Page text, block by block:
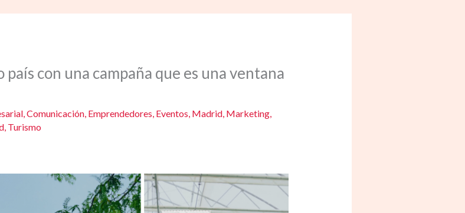
con una campaña que es una ventana
, Comunicación, Emprendedores Eventos Madrid, Marketing,
, Turismo